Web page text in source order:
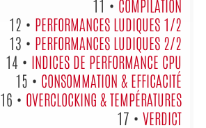
11 • COMPILATION
12 • PERFORMANCES LUDIQUES 1/2
13 • PERFORMANCES LUDIQUES 2/2
14 • INDICES DE PERFORMANCE CPU
15 • CONSOMMATION & EFFICACITÉ
16 • OVERCLOCKING & TEMPÉRATURES
17 • VERDICT